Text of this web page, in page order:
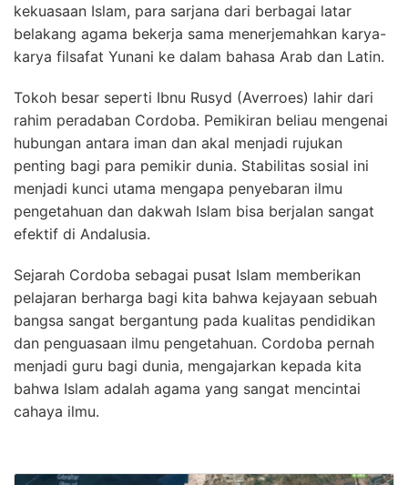
kekuasaan Islam, para sarjana dari berbagai latar
belakang agama bekerja sama menerjemahkan karya-
karya filsafat Yunani ke dalam bahasa Arab dan Latin.
Tokoh besar seperti Ibnu Rusyd (Averroes) lahir dari
rahim peradaban Cordoba. Pemikiran beliau mengenai
hubungan antara iman dan akal menjadi rujukan
penting bagi para pemikir dunia. Stabilitas sosial ini
menjadi kunci utama mengapa penyebaran ilmu
pengetahuan dan dakwah Islam bisa berjalan sangat
efektif di Andalusia.
Sejarah Cordoba sebagai pusat Islam memberikan
pelajaran berharga bagi kita bahwa kejayaan sebuah
bangsa sangat bergantung pada kualitas pendidikan
dan penguasaan ilmu pengetahuan. Cordoba pernah
menjadi guru bagi dunia, mengajarkan kepada kita
bahwa Islam adalah agama yang sangat mencintai
cahaya ilmu.